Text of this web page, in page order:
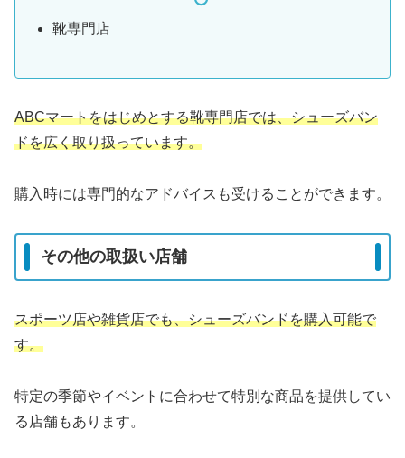
靴専門店
ABCマートをはじめとする靴専門店では、シューズバン
ドを広く取り扱っています。
購入時には専門的なアドバイスも受けることができます。
その他の取扱い店舗
スポーツ店や雑貨店でも、シューズバンドを購入可能で
す。
特定の季節やイベントに合わせて特別な商品を提供してい
る店舗もあります。